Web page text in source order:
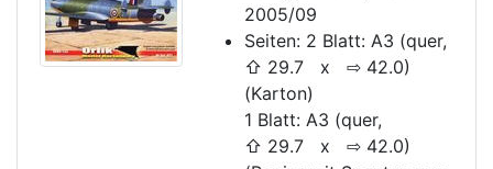
2005/09
Seiten: 2 Blatt: A3 (quer,
⇧ 29.7 x ⇨ 42.0)
(Karton)
1 Blatt: A3 (quer,
⇧ 29.7 x ⇨ 42.0)